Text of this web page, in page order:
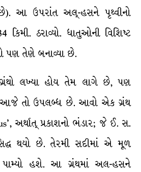
આ ઉપરાંત અલ્-હસને પૃથ્વીનો
કિમી. ઠરાવ્યો. ધાતુઓની વિશિષ્ટ
પણ તેણે બનાવ્યા છે.
લખ્યા હોય તેમ લાગે છે, પણ
આજે તો ઉપલબ્ધ છે. આવો એક ગ્રંથ
અર્થાત્ પ્રકાશનો ભંડાર; જે ઈ. સ.
થયો છે. તેરમી સદીમાં એ મૂળ
પામ્યો હશે. આ ગ્રંથમાં અલ-હસને